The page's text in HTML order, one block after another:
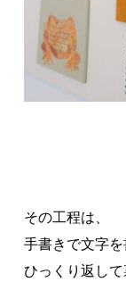
その工程は、
手書きで文字
ひっくり返し